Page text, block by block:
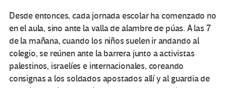
Desde entonces, cada jornada escolar ha comenzado no
en el aula, sino ante la valla de alambre de púas. A las 7
de la mañana, cuando los niños suelen ir andando al
colegio, se reúnen ante la barrera junto a activistas
palestinos, israelíes e internacionales, coreando
consignas a los soldados apostados allí y al guardia de